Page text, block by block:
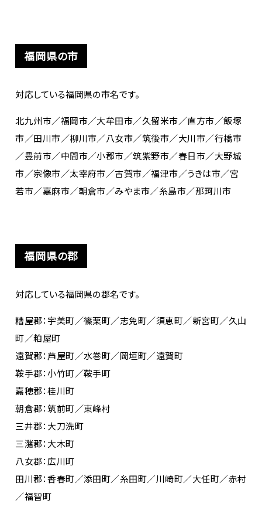
福岡県の市
対応している福岡県の市名です。
北九州市／福岡市／大牟田市／久留米市／直方市／飯塚
市／田川市／柳川市／八女市／筑後市／大川市／行橋市
／豊前市／中間市／小郡市／筑紫野市／春日市／大野城
市／宗像市／太宰府市／古賀市／福津市／うきは市／宮
若市／嘉麻市／朝倉市／みやま市／糸島市／那珂川市
福岡県の郡
対応している福岡県の郡名です。
糟屋郡：宇美町／篠栗町／志免町／須恵町／新宮町／久山
町／粕屋町
遠賀郡：芦屋町／水巻町／岡垣町／遠賀町
鞍手郡：小竹町／鞍手町
嘉穂郡：桂川町
朝倉郡：筑前町／東峰村
三井郡：大刀洗町
三潴郡：大木町
八女郡：広川町
田川郡：香春町／添田町／糸田町／川崎町／大任町／赤村
／福智町